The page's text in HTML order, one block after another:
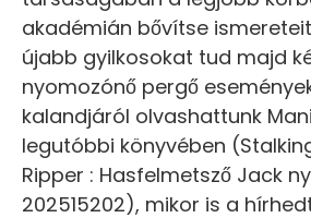
akadémián bővítse
újabb gyilkosokat tud majd
nyomozónő pergő
kalandjáról olvashattunk
legutóbbi könyvében
Ripper : Hasfelmetsző Jack
202515202), mikor is a